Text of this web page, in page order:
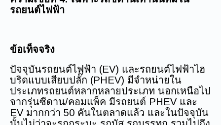
รถยนต์ไฟฟ้า
ข้อเท็จจริง
ปัจจุบันรถยนต์ไฟฟ้า (EV) และรถยนต์ไฟฟ้าไฮ
บริดแบบเสียบปลั๊ก (PHEV) มีจำหน่ายใน
ประเภทรถยนต์หลากหลายประเภท นอกเหนือไป
จากรุ่นซีดาน/คอมแพ็ค มีรถยนต์ PHEV และ
EV มากกว่า 50 คันในตลาดแล้ว และในปัจจุบัน